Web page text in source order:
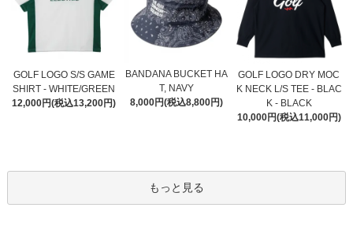
GOLF LOGO S/S GAME
SHIRT - WHITE/GREEN
12,000円(税込13,200円)
BANDANA BUCKET HA
T, NAVY
8,000円(税込8,800円)
GOLF LOGO DRY MOC
K NECK L/S TEE - BLAC
K - BLACK
10,000円(税込11,000円)
もっと見る